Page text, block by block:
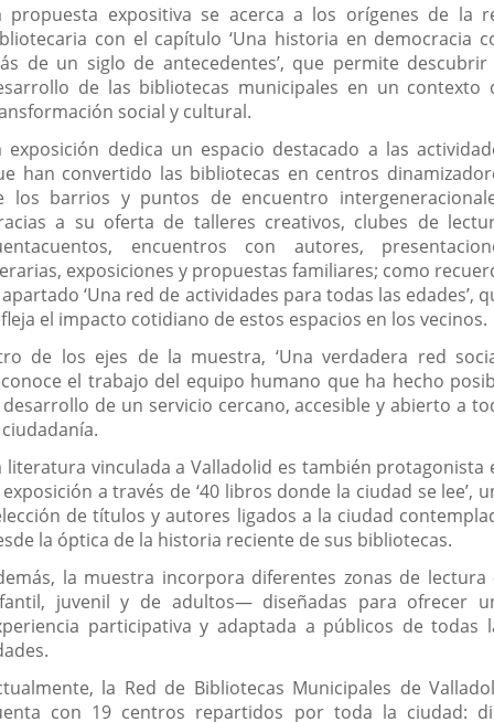
propuesta expositiva se acerca a los orígenes de la
con el capítulo ‘Una historia en democracia
de un siglo de antecedentes’, que permite descubrir
de las bibliotecas municipales en un contexto
social y cultural.
exposición dedica un espacio destacado a las
han convertido las bibliotecas en centros
los barrios y puntos de encuentro
a su oferta de talleres creativos, clubes de
encuentros con autores,
exposiciones y propuestas familiares; como
‘Una red de actividades para todas las edades’,
el impacto cotidiano de estos espacios en los vecinos.
de los ejes de la muestra, ‘Una verdadera red
el trabajo del equipo humano que ha hecho
de un servicio cercano, accesible y abierto a
literatura vinculada a Valladolid es también protagonista
a través de ‘40 libros donde la ciudad se lee’,
de títulos y autores ligados a la ciudad
la óptica de la historia reciente de sus bibliotecas.
la muestra incorpora diferentes zonas de
juvenil y de adultos— diseñadas para ofrecer
participativa y adaptada a públicos de todas
la Red de Bibliotecas Municipales de
con 19 centros repartidos por toda la ciudad: